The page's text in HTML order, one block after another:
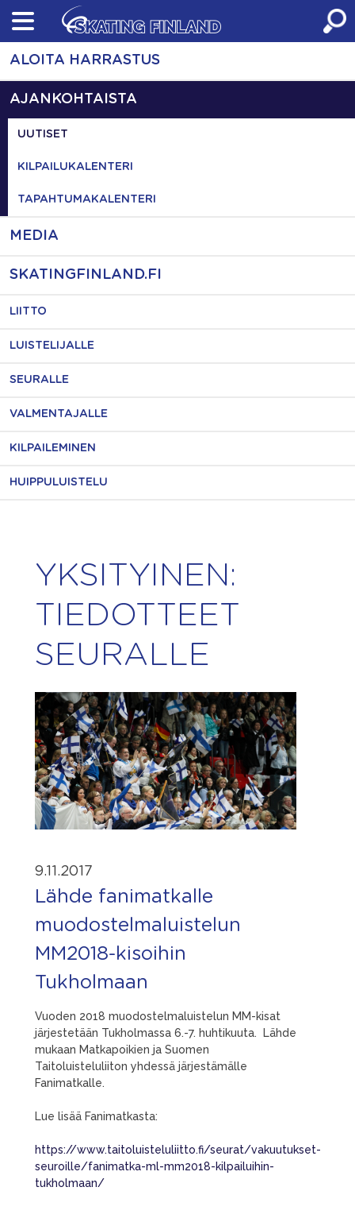
Skip
content
ALOITA HARRASTUS
AJANKOHTAISTA
UUTISET
KILPAILUKALENTERI
TAPAHTUMAKALENTERI
MEDIA
SKATINGFINLAND.FI
LIITTO
LUISTELIJALLE
SEURALLE
VALMENTAJALLE
KILPAILEMINEN
HUIPPULUISTELU
YKSITYINEN:
TIEDOTTEET
SEURALLE
9.11.2017
Lähde fanimatkalle
muodostelmaluistelun
MM2018-kisoihin
Tukholmaan
Vuoden 2018 muodostelmaluistelun MM-kisat
järjestetään Tukholmassa 6.-7. huhtikuuta. Lähde
mukaan Matkapoikien ja Suomen
Taitoluisteluliiton yhdessä järjestämälle
Fanimatkalle.
Lue lisää Fanimatkasta:
https://www.taitoluisteluliitto.fi/seurat/vakuutukset-
seuroille/fanimatka-ml-mm2018-kilpailuihin-
tukholmaan/